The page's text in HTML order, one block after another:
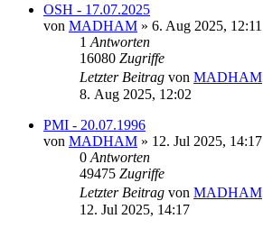
OSH - 17.07.2025
von MADHAM » 6. Aug 2025, 12:11
1 Antworten
16080 Zugriffe
Letzter Beitrag von MADHAM
8. Aug 2025, 12:02
PMI - 20.07.1996
von MADHAM » 12. Jul 2025, 14:17
0 Antworten
49475 Zugriffe
Letzter Beitrag von MADHAM
12. Jul 2025, 14:17